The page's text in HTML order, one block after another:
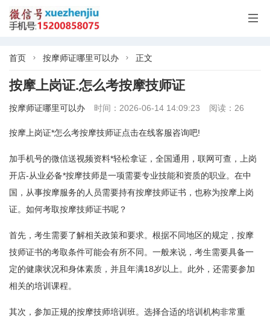

首页  按摩师证哪里可以办  正文
按摩上岗证.怎么考按摩技师证
按摩师证哪里可以办 时间：2026-06-14 14:09:23 阅读：26
按摩上岗证*怎么考按摩技师证点击在线客服咨询吧!
加手机号的微信送视频资料*轻松拿证，全国通用，联网可查，上岗
开店-从业必备*按摩技师是一项需要专业技能和资质的职业。在中
国，从事按摩服务的人员需要持有按摩技师证书，也称为按摩上岗
证。如何考取按摩技师证书呢？
首先，考生需要了解相关政策和要求。根据不同地区的规定，按摩
技师证书的考取条件可能会有所不同。一般来说，考生需要具备一
定的健康状况和身体素质，并且年满18岁以上。此外，还需要参加
相关的培训课程。
其次，参加正规的按摩技师培训班。选择合适的培训机构非常重